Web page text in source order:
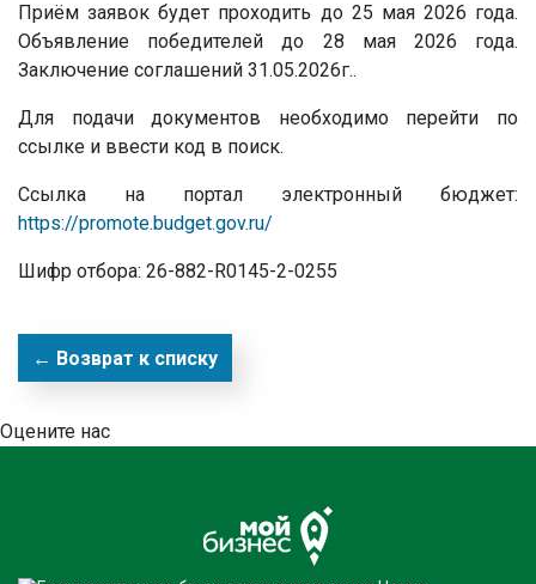
Приём заявок будет проходить до 25 мая 2026 года.
Объявление победителей до 28 мая 2026 года.
Заключение соглашений 31.05.2026г..
Для подачи документов необходимо перейти по
ссылке и ввести код в поиск.
Ссылка на портал электронный бюджет:
https://promote.budget.gov.ru/
Шифр отбора: 26-882-R0145-2-0255
← Возврат к списку
Оцените нас